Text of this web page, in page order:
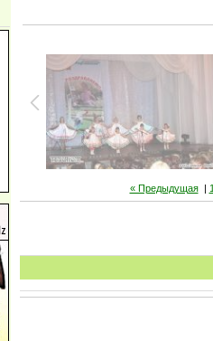
« Предыдущая|